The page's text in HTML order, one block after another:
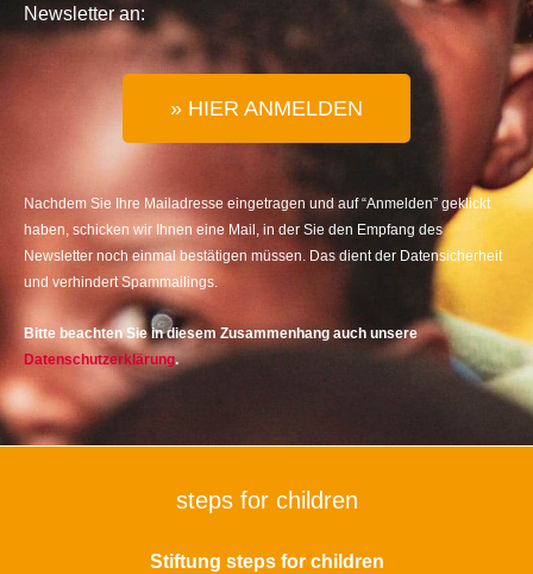
Newsletter an:
» HIER ANMELDEN
Nachdem Sie Ihre Mailadresse eingetragen und auf “Anmelden” geklickt
haben, schicken wir Ihnen eine Mail, in der Sie den Empfang des
Newsletter noch einmal bestätigen müssen. Das dient der Datensicherheit
und verhindert Spammailings.
Bitte beachten Sie in diesem Zusammenhang auch unsere
Datenschutzerklärung.
steps for children
Stiftung steps for children